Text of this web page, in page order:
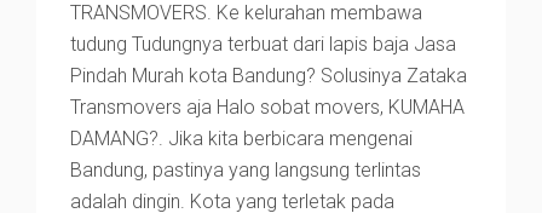
TRANSMOVERS. Ke kelurahan membawa
tudung Tudungnya terbuat dari lapis baja Jasa
Pindah Murah kota Bandung? Solusinya Zataka
Transmovers aja Halo sobat movers, KUMAHA
DAMANG?. Jika kita berbicara mengenai
Bandung, pastinya yang langsung terlintas
adalah dingin. Kota yang terletak pada